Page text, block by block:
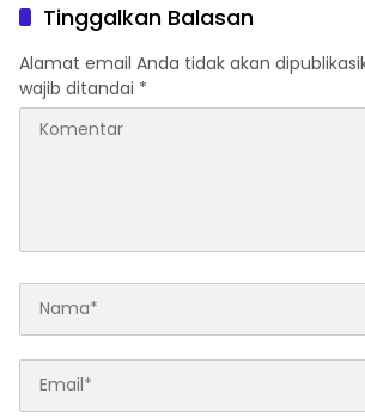
Tinggalkan Balasan
Alamat email Anda tidak akan
wajib ditandai *